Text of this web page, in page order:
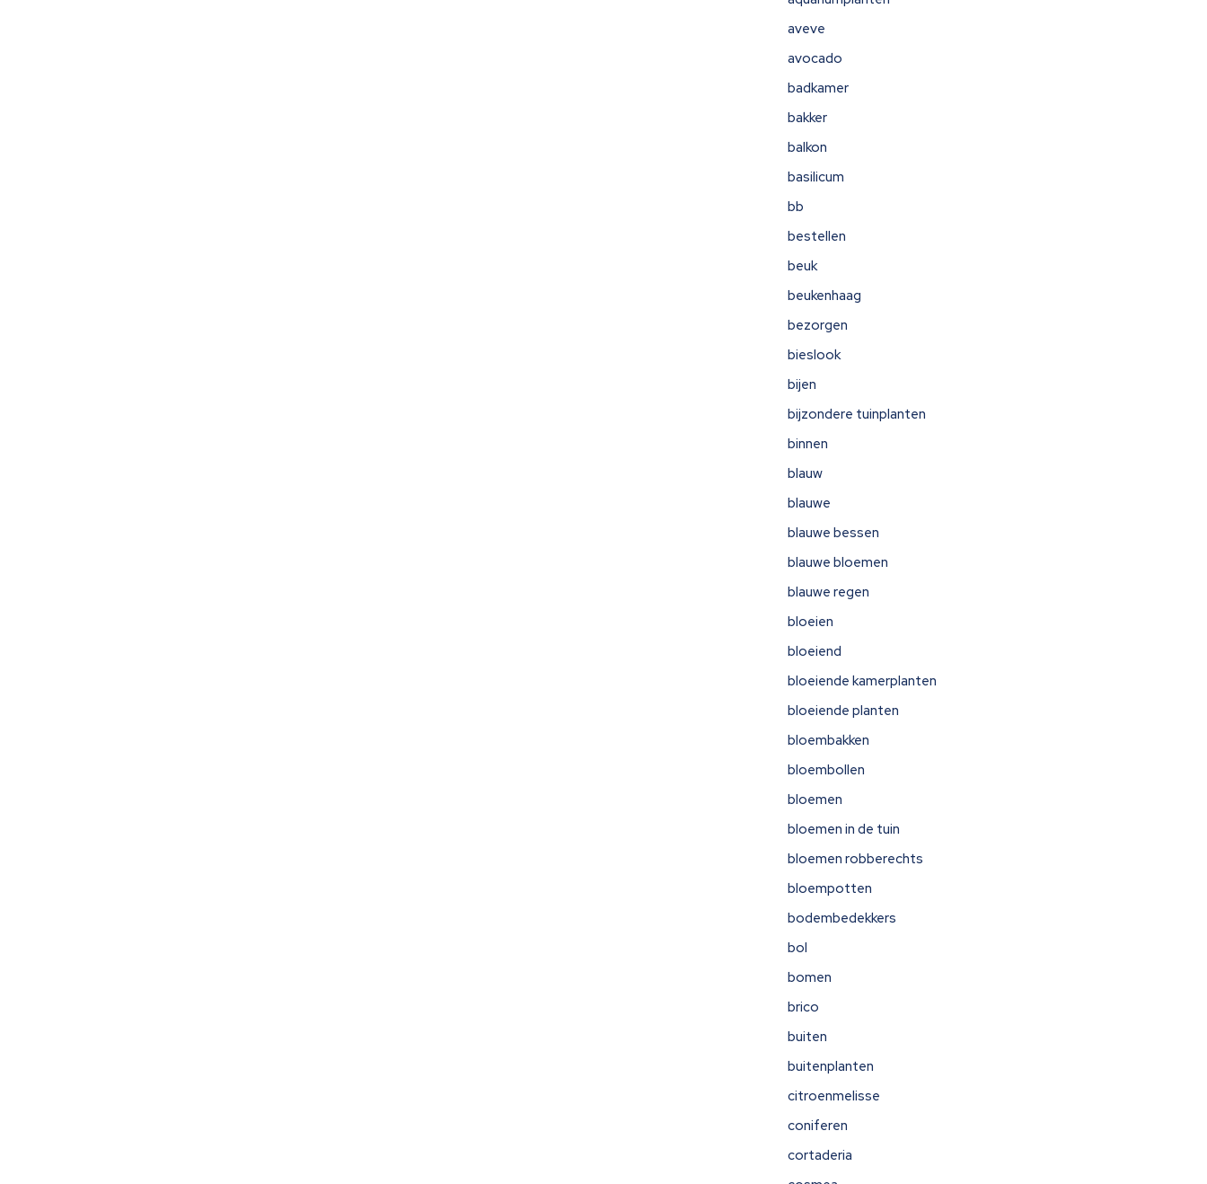
aveve
avocado
badkamer
bakker
balkon
basilicum
bb
bestellen
beuk
beukenhaag
bezorgen
bieslook
bijen
bijzondere tuinplanten
binnen
blauw
blauwe
blauwe bessen
blauwe bloemen
blauwe regen
bloeien
bloeiend
bloeiende kamerplanten
bloeiende planten
bloembakken
bloembollen
bloemen
bloemen in de tuin
bloemen robberechts
bloempotten
bodembedekkers
bol
bomen
brico
buiten
buitenplanten
citroenmelisse
coniferen
cortaderia